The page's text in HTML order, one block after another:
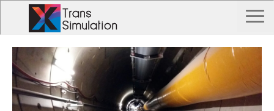
トランス シミュレーションとは？
Trans Simulation 事例一覧